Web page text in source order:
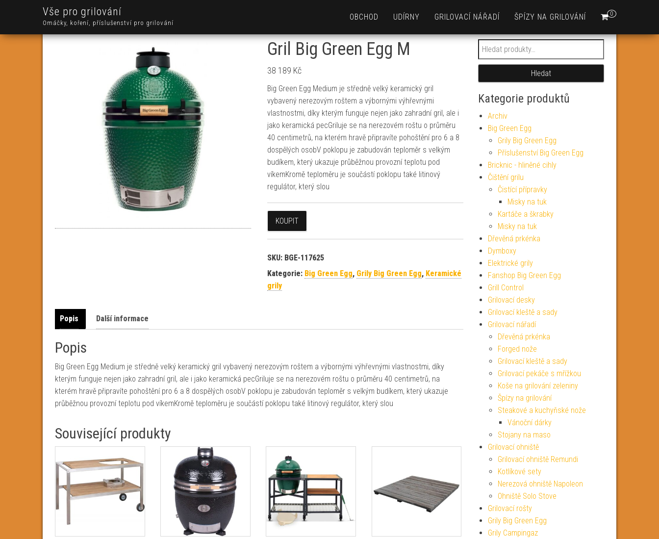
Vše pro grilování
Omáčky, koření, příslušenství pro grilování
0
OBCHOD UDÍRNY GRILOVACÍ NÁŘADÍ ŠPÍZY NA GRILOVÁNÍ
Gril Big Green Egg M
38 189 Kč
Big Green Egg Medium je středně velký keramický gril
vybavený nerezovým roštem a výbornými výhřevnými
vlastnostmi, díky kterým funguje nejen jako zahradní gril, ale i
jako keramická pecGriluje se na nerezovém roštu o průměru
40 centimetrů, na kterém hravě připravíte pohoštění pro 6 a 8
dospělých osobV poklopu je zabudován teploměr s velkým
budíkem, který ukazuje průběžnou provozní teplotu pod
víkemKromě teploměru je součástí poklopu také litinový
regulátor, který slou
KOUPIT
SKU: BGE-117625
Kategorie: Big Green Egg, Grily Big Green Egg, Keramické
grily
Popis Další informace
Popis
Big Green Egg Medium je středně velký keramický gril vybavený nerezovým roštem a výbornými výhřevnými vlastnostmi, díky
kterým funguje nejen jako zahradní gril, ale i jako keramická pecGriluje se na nerezovém roštu o průměru 40 centimetrů, na
kterém hravě připravíte pohoštění pro 6 a 8 dospělých osobV poklopu je zabudován teploměr s velkým budíkem, který ukazuje
průběžnou provozní teplotu pod víkemKromě teploměru je součástí poklopu také litinový regulátor, který slou
Související produkty
Hledat:
Hledat
Kategorie produktů
Archiv
Big Green Egg
Grily Big Green Egg
Příslušenství Big Green Egg
Bricknic - hliněné cihly
Čištění grilu
Čistící přípravky
Misky na tuk
Kartáče a škrabky
Misky na tuk
Dřevěná prkénka
Dymboxy
Elektrické grily
Fanshop Big Green Egg
Grill Control
Grilovací desky
Grilovací kleště a sady
Grilovací nářadí
Dřevěná prkénka
Forged nože
Grilovací kleště a sady
Grilovací pekáče s mřížkou
Koše na grilování zeleniny
Špízy na grilování
Steakové a kuchyňské nože
Vánoční dárky
Stojany na maso
Grilovací ohniště
Grilovací ohniště Remundi
Kotlíkové sety
Nerezová ohniště Napoleon
Ohniště Solo Stove
Grilovací rošty
Grily Big Green Egg
Grily Campingaz